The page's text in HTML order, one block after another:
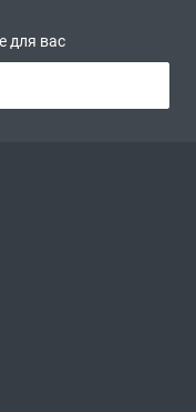
для вас